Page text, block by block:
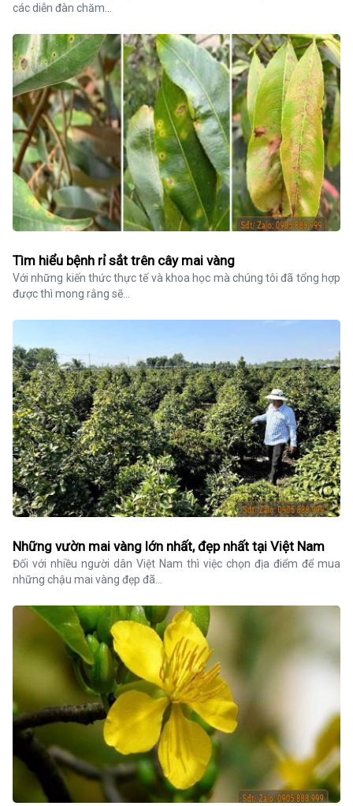
các diễn đàn chăm...
Tìm hiểu bệnh rỉ sắt trên cây mai vàng
Với những kiến thức thực tế và khoa học mà chúng tôi đã tổng hợp
được thì mong rằng sẽ...
Những vườn mai vàng lớn nhất, đẹp nhất tại Việt Nam
Đối với nhiều người dân Việt Nam thì việc chọn địa điểm để mua
những chậu mai vàng đẹp đã...